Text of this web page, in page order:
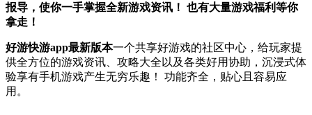
报导，使你一手掌握全新游戏资讯！ 也有大量游戏福利等你
拿走！
好游快游app最新版本一个共享好游戏的社区中心，给玩家提
供全方位的游戏资讯、攻略大全以及各类好用协助，沉浸式体
验享有手机游戏产生无穷乐趣！ 功能齐全，贴心且容易应
用。